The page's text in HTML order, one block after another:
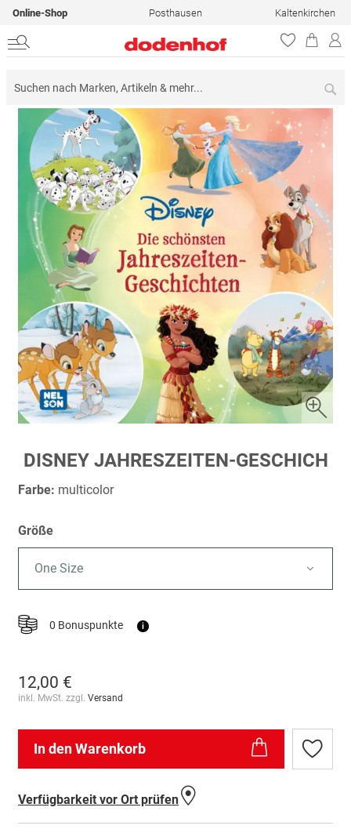
Online-Shop Posthausen Kaltenkirchen
Ende
der
Bildergalerie
springen
Zum
Anfang
der
DISNEY JAHRESZEITEN-GESCHICH
Farbe: multicolor
Größe
One Size
0 Bonuspunkte i
12,00 €
inkl. MwSt. zzgl. Versand
In den Warenkorb
Zur
Verfügbarkeit vor Ort prüfen